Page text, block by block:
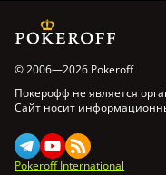
© 2006—2026 Pokeroff
Покерофф не является
Сайт носит
Pokeroff International